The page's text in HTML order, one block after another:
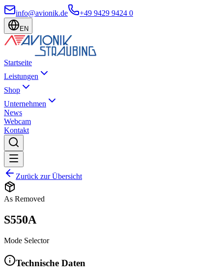
info@avionik.de +49 9429 9424 0
EN
Startseite
Leistungen
Shop
Unternehmen
News
Webcam
Kontakt
Zurück zur Übersicht
As Removed
S550A
Mode Selector
Technische Daten